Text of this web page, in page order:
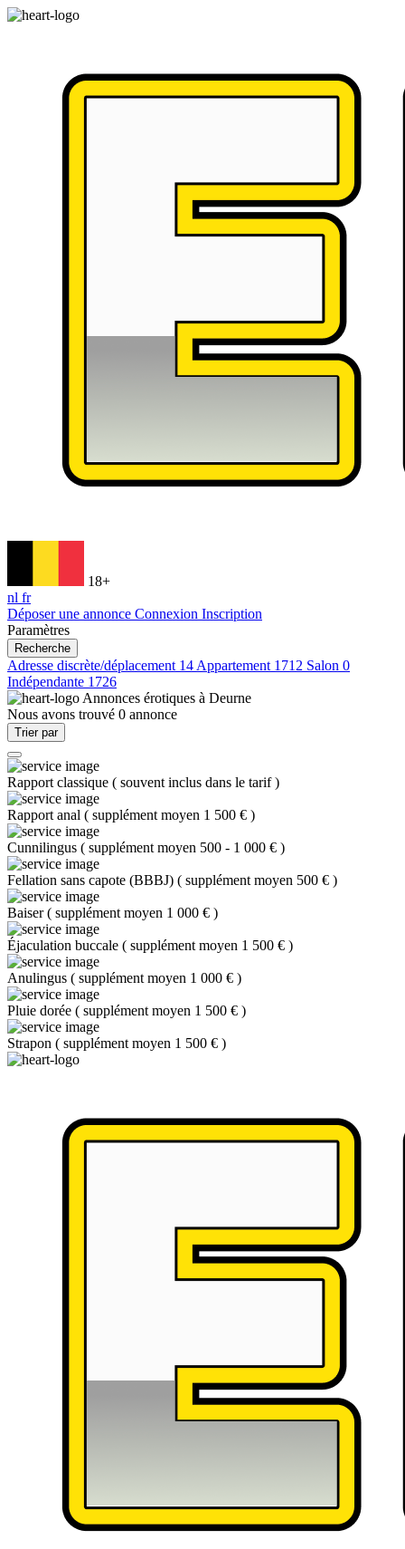
18+
nl fr
Déposer une annonce Connexion Inscription
Paramètres
Recherche
Adresse discrète/déplacement 14 Appartement 1712 Salon 0
Indépendante 1726
Annonces érotiques à Deurne
Nous avons trouvé 0 annonce
Trier par
Rapport classique ( souvent inclus dans le tarif)
Rapport anal ( supplément moyen 1 500 € )
Cunnilingus ( supplément moyen 500 - 1 000 € )
Fellation sans capote (BBBJ) ( supplément moyen 500 € )
Baiser( supplément moyen 1 000 € )
Éjaculation buccale ( supplément moyen 1 500 € )
Anulingus ( supplément moyen 1 000 € )
Pluie dorée ( supplément moyen 1 500 € )
Strapon ( supplément moyen 1 500 € )